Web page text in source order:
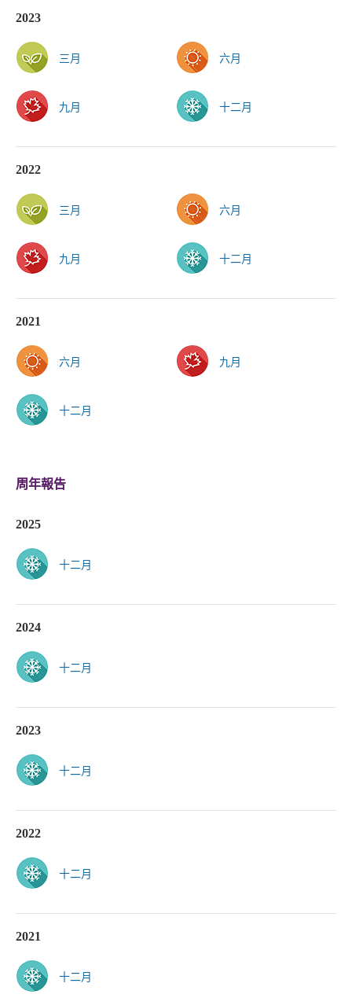
2023
三月 六月
九月 十二月
2022
三月 六月
九月 十二月
2021
六月 九月
十二月
周年報告
2025
十二月
2024
十二月
2023
十二月
2022
十二月
2021
十二月